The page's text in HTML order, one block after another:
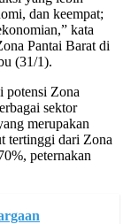
dan keempat;
kata
Pantai Barat di
(31/1).
potensi Zona
sektor
merupakan
tertinggi dari Zona
peternakan